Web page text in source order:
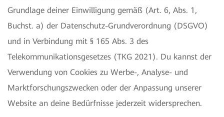
Grundlage deiner Einwilligung gemäß (Art. 6, Abs. 1,
Buchst. a) der Datenschutz-Grundverordnung (DSGVO)
und in Verbindung mit § 165 Abs. 3 des
Telekommunikationsgesetzes (TKG 2021). Du kannst der
Verwendung von Cookies zu Werbe-, Analyse- und
Marktforschungszwecken oder der Anpassung unserer
Website an deine Bedürfnisse jederzeit widersprechen.